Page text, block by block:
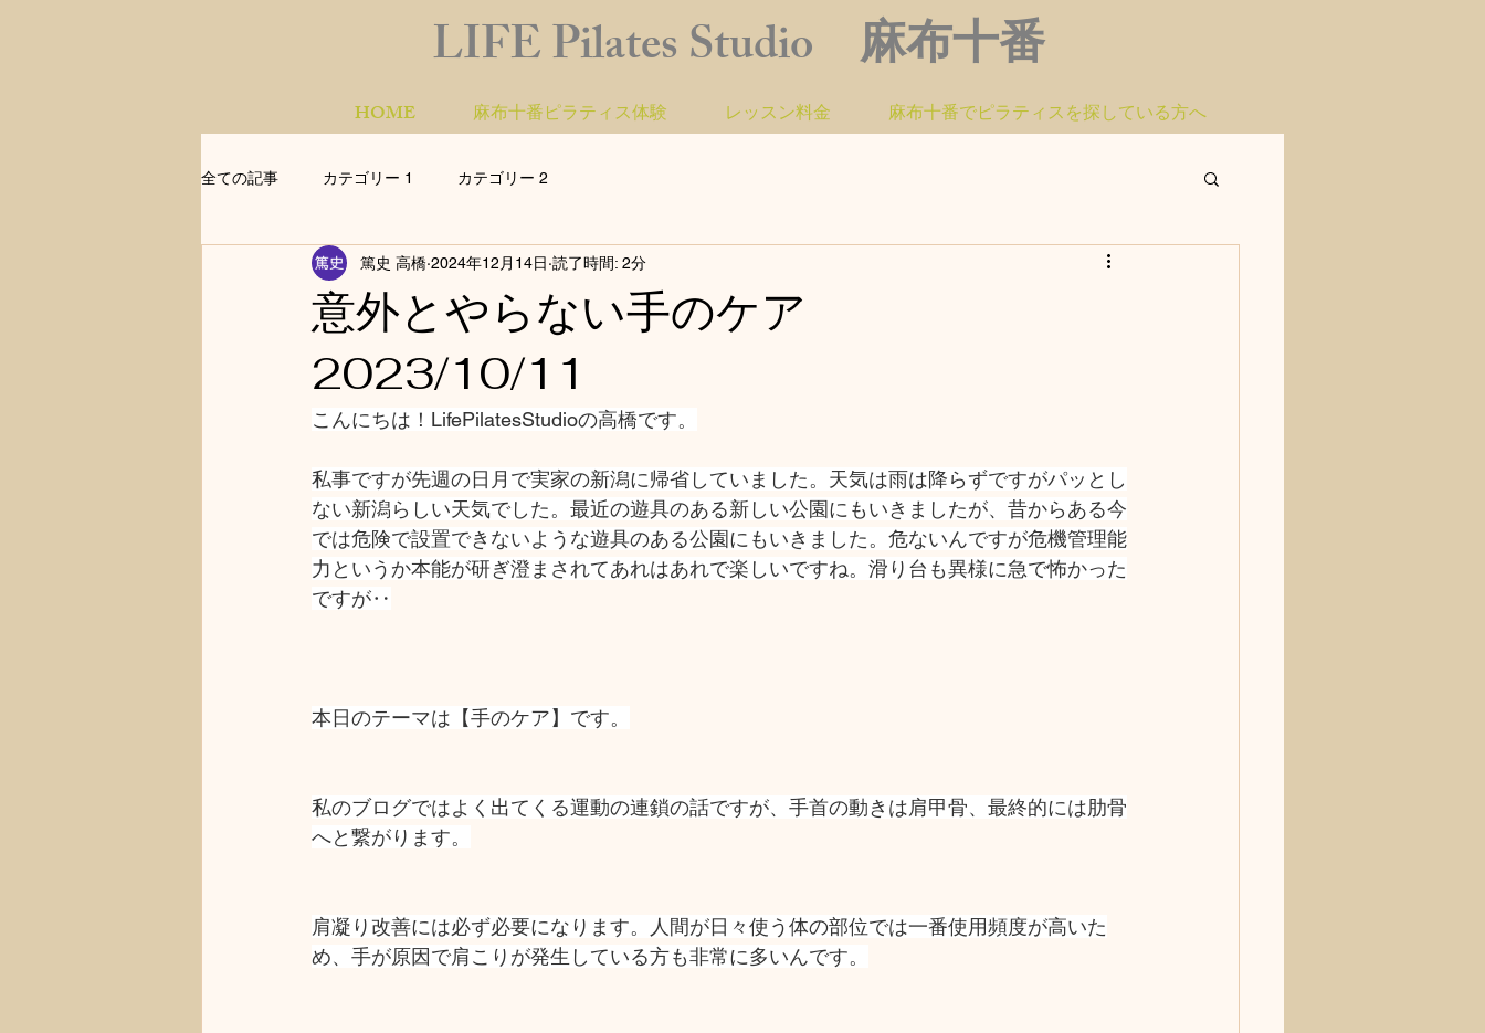
LIFE Pilates Studio 麻布十番
HOME 麻布十番ピラティス体験 レッスン料金 麻布十番でピラティスを探している方へ
全ての記事 カテゴリー 1 カテゴリー 2
意外とやらない手のケア
2023/10/11
篤史 高橋 2024年12月14日 読了時間: 2分
こんにちは！LifePilatesStudioの高橋です。
私事ですが先週の日月で実家の新潟に帰省していました。天気は雨は降らずですがパッとし
ない新潟らしい天気でした。最近の遊具のある新しい公園にもいきましたが、昔からある今
では危険で設置できないような遊具のある公園にもいきました。危ないんですが危機管理能
力というか本能が研ぎ澄まされてあれはあれで楽しいですね。滑り台も異様に急で怖かった
ですが‥
本日のテーマは【手のケア】です。
私のブログではよく出てくる運動の連鎖の話ですが、手首の動きは肩甲骨、最終的には肋骨
へと繋がります。
肩凝り改善には必ず必要になります。人間が日々使う体の部位では一番使用頻度が高いた
め、手が原因で肩こりが発生している方も非常に多いんです。